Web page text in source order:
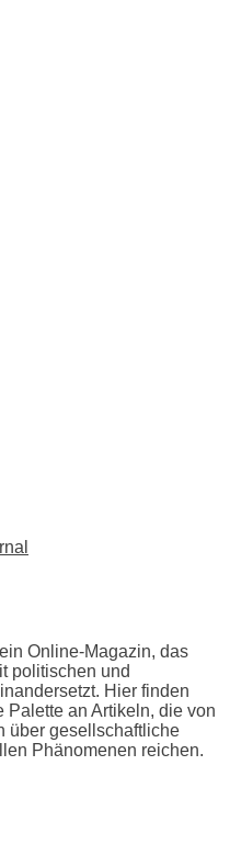
Online-Magazin, das
politischen und
Hier finden
Palette an Artikeln, die von
über gesellschaftliche
Phänomenen reichen.